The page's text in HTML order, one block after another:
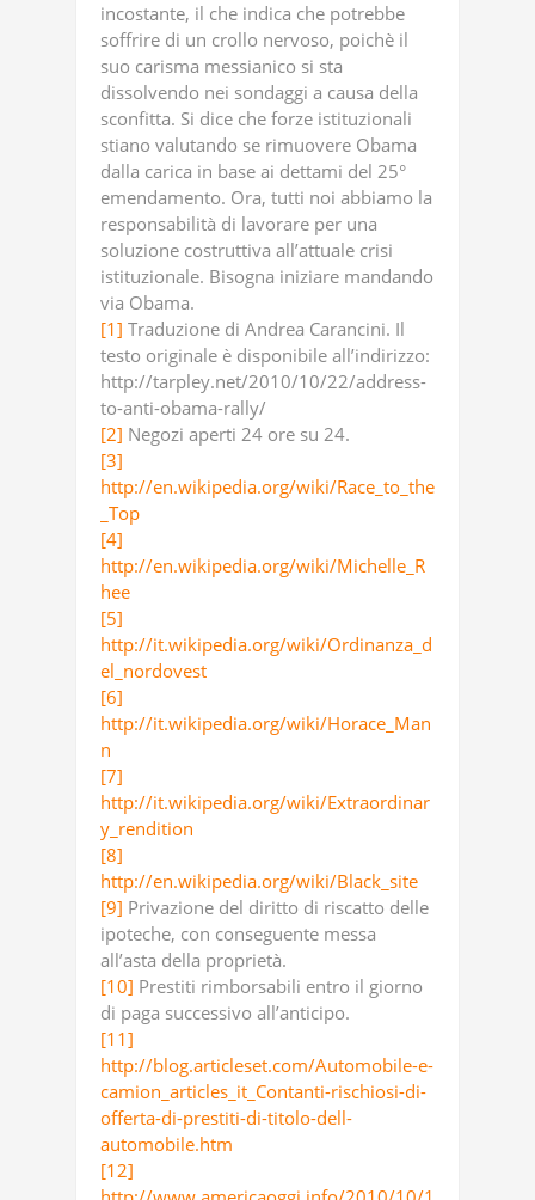
incostante, il che indica che potrebbe
soffrire di un crollo nervoso, poichè il
suo carisma messianico si sta
dissolvendo nei sondaggi a causa della
sconfitta. Si dice che forze istituzionali
stiano valutando se rimuovere Obama
dalla carica in base ai dettami del 25°
emendamento. Ora, tutti noi abbiamo la
responsabilità di lavorare per una
soluzione costruttiva all’attuale crisi
istituzionale. Bisogna iniziare mandando
via Obama.
[1] Traduzione di Andrea Carancini. Il
testo originale è disponibile all’indirizzo:
http://tarpley.net/2010/10/22/address-
to-anti-obama-rally/
[2] Negozi aperti 24 ore su 24.
[3]
http://en.wikipedia.org/wiki/Race_to_the
_Top
[4]
http://en.wikipedia.org/wiki/Michelle_R
hee
[5]
http://it.wikipedia.org/wiki/Ordinanza_d
el_nordovest
[6]
http://it.wikipedia.org/wiki/Horace_Man
n
[7]
http://it.wikipedia.org/wiki/Extraordinar
y_rendition
[8]
http://en.wikipedia.org/wiki/Black_site
[9] Privazione del diritto di riscatto delle
ipoteche, con conseguente messa
all’asta della proprietà.
[10] Prestiti rimborsabili entro il giorno
di paga successivo all’anticipo.
[11]
http://blog.articleset.com/Automobile-e-
camion_articles_it_Contanti-rischiosi-di-
offerta-di-prestiti-di-titolo-dell-
automobile.htm
[12]